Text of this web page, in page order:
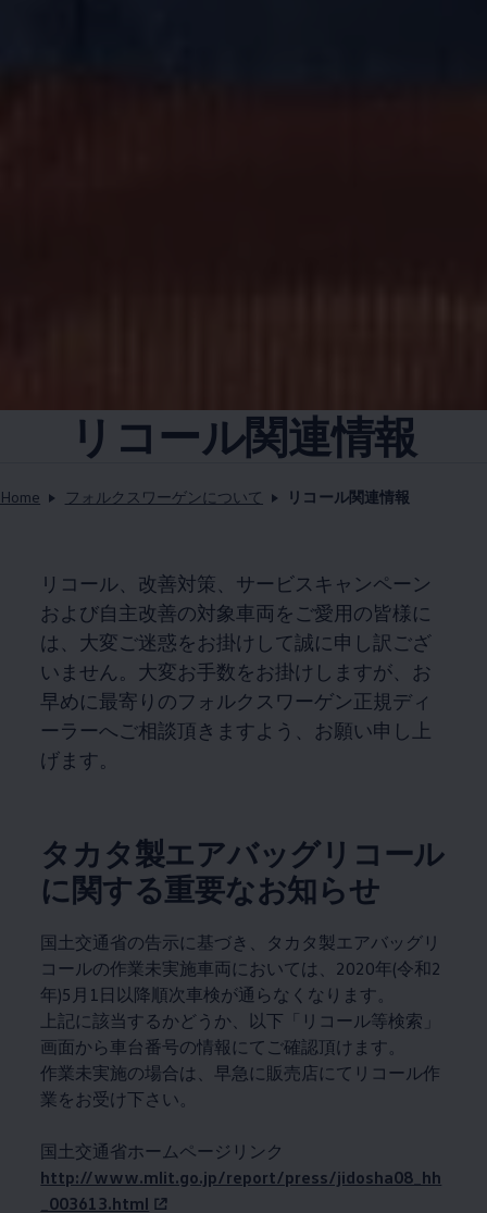
リコール関連情報
Home フォルクスワーゲンについて リコール関連情報
リコール、改善対策、サービスキャンペーン
および自主改善の対象車両をご愛用の皆様に
は、大変ご迷惑をお掛けして誠に申し訳ござ
いません。大変お手数をお掛けしますが、お
早めに最寄りのフォルクスワーゲン正規ディ
ーラーへご相談頂きますよう、お願い申し上
げます。
タカタ製エアバッグリコール
に関する重要なお知らせ
国土交通省の告示に基づき、タカタ製エアバッグリ
コールの作業未実施車両においては、2020年(令和2
年)5月1日以降順次車検が通らなくなります。
上記に該当するかどうか、以下「リコール等検索」
画面から車台番号の情報にてご確認頂けます。
作業未実施の場合は、早急に販売店にてリコール作
業をお受け下さい。
国土交通省ホームページリンク
http://www.mlit.go.jp/report/press/jidosha08_hh
_003613.html